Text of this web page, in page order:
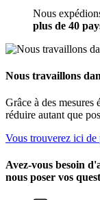
Nous
plus de 40
Nous travaillons
Grâce à des mesures
réduire autant que
Vous trouverez ici
Avez-vous besoin
nous poser vos